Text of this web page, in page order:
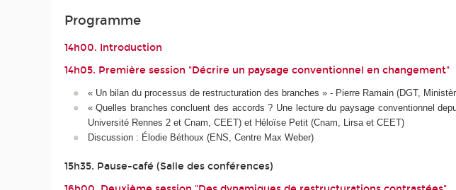
Programme
14h00. Introduction
14h05. Première session "Décrire un paysage conventionnel en changement"
« Un bilan du processus de restructuration des branches » - Pierre Ramain (DGT,
« Quelles branches concluent des accords ? Une lecture du paysage conventionnel
Université Rennes 2 et Cnam, CEET) et Héloïse Petit (Cnam, Lirsa et CEET)
Discussion : Élodie Béthoux (ENS, Centre Max Weber)
15h35. Pause-café (Salle des conférences)